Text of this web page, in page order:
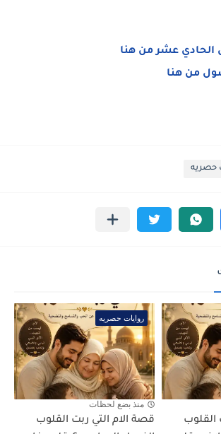
الحادي عشر من هنا
من هنا
حصريه
القلوب
روايات حصريه
منذ بضع لحظات
قصة الام التي ربت القلوب